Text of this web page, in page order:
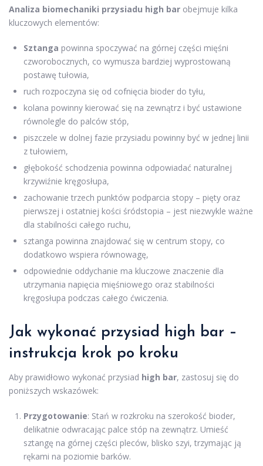
Analiza biomechaniki przysiadu high bar obejmuje kilka
kluczowych elementów:
Sztanga powinna spoczywać na górnej części mięśni
czworobocznych, co wymusza bardziej wyprostowaną
postawę tułowia,
ruch rozpoczyna się od cofnięcia bioder do tyłu,
kolana powinny kierować się na zewnątrz i być ustawione
równolegle do palców stóp,
piszczele w dolnej fazie przysiadu powinny być w jednej linii
z tułowiem,
głębokość schodzenia powinna odpowiadać naturalnej
krzywiźnie kręgosłupa,
zachowanie trzech punktów podparcia stopy – pięty oraz
pierwszej i ostatniej kości śródstopia – jest niezwykle ważne
dla stabilności całego ruchu,
sztanga powinna znajdować się w centrum stopy, co
dodatkowo wspiera równowagę,
odpowiednie oddychanie ma kluczowe znaczenie dla
utrzymania napięcia mięśniowego oraz stabilności
kręgosłupa podczas całego ćwiczenia.
Jak wykonać przysiad high bar –
instrukcja krok po kroku
Aby prawidłowo wykonać przysiad high bar, zastosuj się do
poniższych wskazówek:
Przygotowanie: Stań w rozkroku na szerokość bioder,
delikatnie odwracając palce stóp na zewnątrz. Umieść
sztangę na górnej części pleców, blisko szyi, trzymając ją
rękami na poziomie barków.